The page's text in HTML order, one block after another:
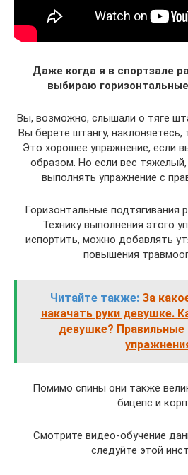
Даже когда я в спортзале
выбираю
Вы, возможно, слышали о тяге
Вы берете штангу, наклоняетесь,
Это хорошее упражнение, если
образом. Но если вес
выполнять упражнение с
Горизонтальные подтягивания
Технику выполнения этого
испортить, можно добавлять
повышения
Читайте также: За
накачать руки девушке.
девушке? Правильные
Помимо спины они также
бицепс и
Смотрите видео-обучение
следуйте этой